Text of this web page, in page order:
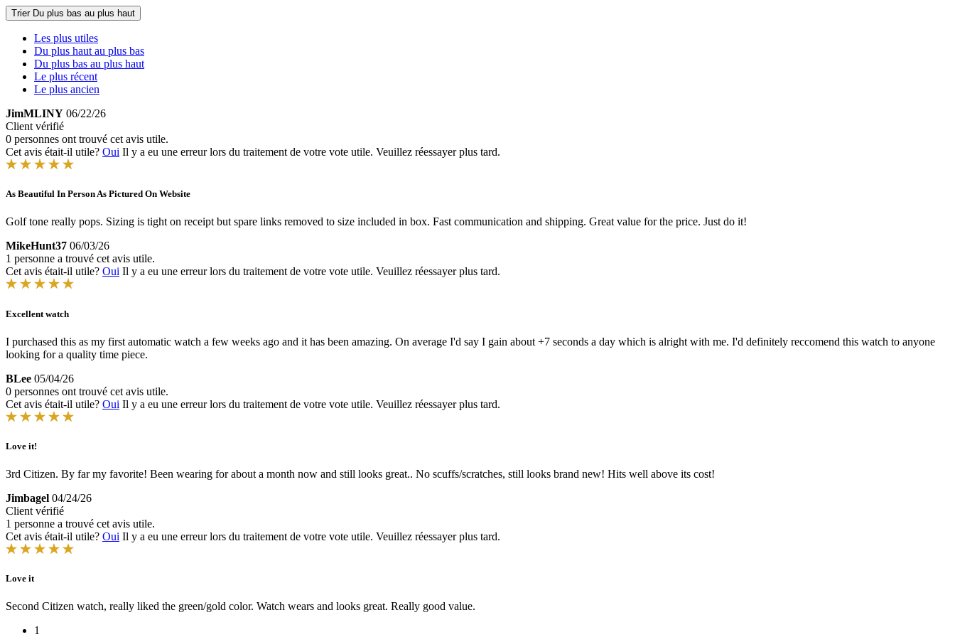
Trier Du plus bas au plus haut
Les plus utiles
Du plus haut au plus bas
Du plus bas au plus haut
Le plus récent
Le plus ancien
JimMLINY 06/22/26
Client vérifié
0 personnes ont trouvé cet avis utile.
Cet avis était-il utile? Oui Il y a eu une erreur lors du traitement de votre vote utile. Veuillez réessayer plus tard.
As Beautiful In Person As Pictured On Website
Golf tone really pops. Sizing is tight on receipt but spare links removed to size included in box. Fast communication and shipping. Great value for the price. Just do it!
MikeHunt37 06/03/26
1 personne a trouvé cet avis utile.
Cet avis était-il utile? Oui Il y a eu une erreur lors du traitement de votre vote utile. Veuillez réessayer plus tard.
Excellent watch
I purchased this as my first automatic watch a few weeks ago and it has been amazing. On average I'd say I gain about +7 seconds a day which is alright with me. I'd definitely reccomend this watch to anyone
looking for a quality time piece.
BLee 05/04/26
0 personnes ont trouvé cet avis utile.
Cet avis était-il utile? Oui Il y a eu une erreur lors du traitement de votre vote utile. Veuillez réessayer plus tard.
Love it!
3rd Citizen. By far my favorite! Been wearing for about a month now and still looks great.. No scuffs/scratches, still looks brand new! Hits well above its cost!
Jimbagel 04/24/26
Client vérifié
1 personne a trouvé cet avis utile.
Cet avis était-il utile? Oui Il y a eu une erreur lors du traitement de votre vote utile. Veuillez réessayer plus tard.
Love it
Second Citizen watch, really liked the green/gold color. Watch wears and looks great. Really good value.
1